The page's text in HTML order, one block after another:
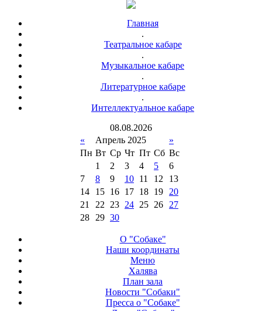
Главная
.
Театральное кабаре
.
Музыкальное кабаре
.
Литературное кабаре
.
Интеллектуальное кабаре
08.08.2026
«
Апрель 2025
»
Пн Вт Ср Чт Пт Сб Вс
1
2 3 4 5
6
7
8 9 10 11 12
13
14
15 16 17 18 19
20
21
22 23 24 25 26
27
28
29 30
О "Собаке"
Наши координаты
Меню
Халява
План зала
Новости "Собаки"
Пресса о "Собаке"